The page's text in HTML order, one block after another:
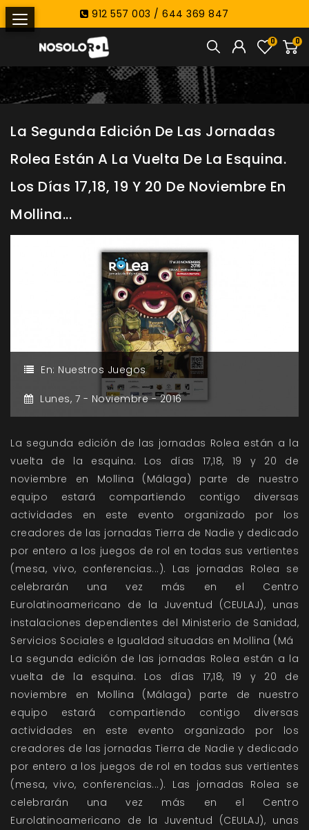
912 557 003 / 644 369 847
0
0
La Segunda Edición De Las Jornadas
Rolea Están A La Vuelta De La Esquina.
Los Días 17,18, 19 Y 20 De Noviembre En
Mollina...
En: Nuestros Juegos
Lunes, 7 - Noviembre -2016
La segunda edición de las jornadas Rolea están a la
vuelta de la esquina. Los días 17,18, 19 y 20 de
noviembre en Mollina (Málaga) parte de nuestro
equipo estará compartiendo contigo diversas
actividades en este evento organizado por los
creadores de las jornadas Tierra de Nadie y dedicado
por entero a los juegos de rol en todas sus vertientes
(mesa, vivo, conferencias...). Las jornadas Rolea se
celebrarán una vez más en el Centro
Eurolatinoamericano de la Juventud (CEULAJ), unas
instalaciones dependientes del Ministerio de Sanidad,
Servicios Sociales e Igualdad situadas en Mollina (Má
La segunda edición de las jornadas Rolea están a la
vuelta de la esquina. Los días 17,18, 19 y 20 de
noviembre en Mollina (Málaga) parte de nuestro
equipo estará compartiendo contigo diversas
actividades en este evento organizado por los
creadores de las jornadas Tierra de Nadie y dedicado
por entero a los juegos de rol en todas sus vertientes
(mesa, vivo, conferencias...). Las jornadas Rolea se
celebrarán una vez más en el Centro
Eurolatinoamericano de la Juventud (CEULAJ), unas